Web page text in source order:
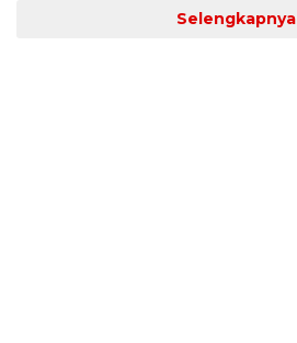
Selengkapnya